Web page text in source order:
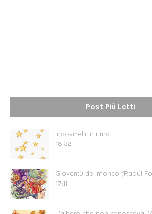
Post Più Letti
Indovinelli in rima
18:52
Gioventù del mondo (Raoul
17:11